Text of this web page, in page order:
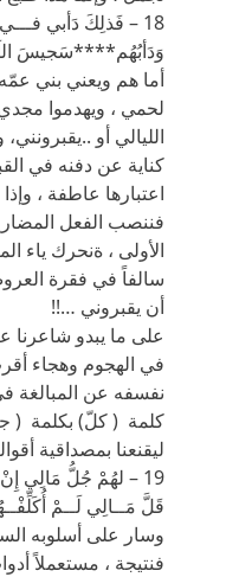
18 – فَذلِكَ دَأبي
وَدَأبُهُم****سَجيسَ
أما هم ويعني بني
لحمي ، ويهدموا
الليالي أو ..يقبرونني،
كناية عن دفنه في
اعتبارها عاطفة ،
فننصب الفعل
الأولى ، ةنحرك ياء
سالفاً في فقرة
أن يقبروني …!!
على ما يبدو
في الهجوم وهجاء
نفسفه عن
كلمة ( كلّ) بكلمة (
ليقنعنا بمصداقية
19 – لهُمْ جُلُّ مَالِي
قَلَّ مَــالِي لَــمْ
وسار على أسلوبه
فنتيجة ، مستعملاً